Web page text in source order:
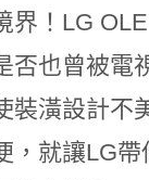
界！LG
否也曾被電
裝潢設計不
，就讓LG帶